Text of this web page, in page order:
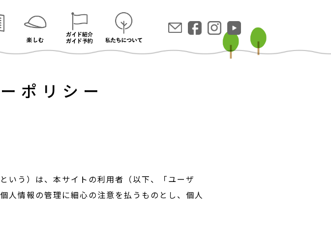
ポリシー
いう）は、本サイトの利用者（以下、「ユーザ
人情報の管理に細心の注意を払うものとし、個人